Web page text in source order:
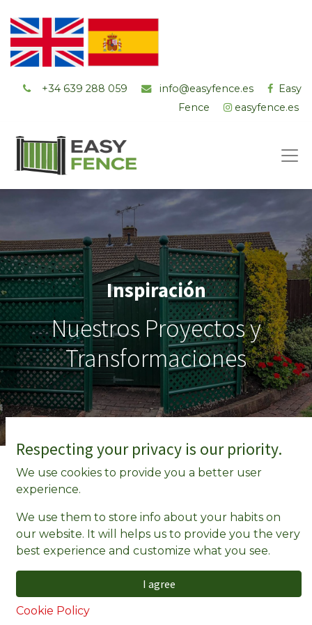
+34 ‭639 288 059 info@easyfence.es
Easy
Fence
easyfence.es
Inspiración
Nuestros Proyectos y
Transformaciones
EasyFence
estamos disponibles para
transformar jardines y espacios exteriores en toda
Andalucía con nuestrasvallas metálicas
innovadoras, resistentes y sin mantenimiento.
Cada proyecto es un reflejo de nuestro compromiso
Si buscas inspiración para tu propio jardín o
propiedad, explora algunos de nuestros proyectos y
Respecting your privacy is our priority.
We use cookies to provide you a better user
experience.
We use them to store info about your habits on
our website. It will helps us to provide you the very
best experience and customize what you see.
I agree
Cookie Policy